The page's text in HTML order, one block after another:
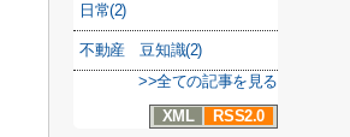
日常(2)
不動産 豆知識(2)
>>全ての記事を見る
XML
RSS2.0